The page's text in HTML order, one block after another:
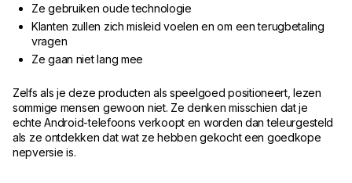
Ze gebruiken oude technologie
Klanten zullen zich misleid voelen en om een terugbetaling
vragen
Ze gaan niet lang mee
Zelfs als je deze producten als speelgoed positioneert, lezen
sommige mensen gewoon niet. Ze denken misschien dat je
echte Android-telefoons verkoopt en worden dan teleurgesteld
als ze ontdekken dat wat ze hebben gekocht een goedkope
nepversie is.